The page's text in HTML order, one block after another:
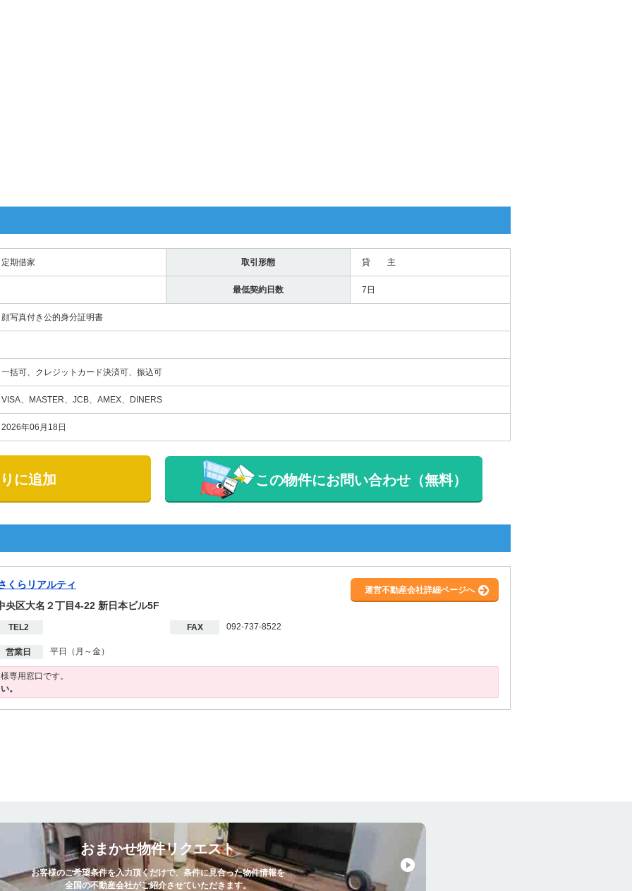
定期借家 取引形態 貸 主
最低契約日数 7日
顔写真付き公的身分証明書
一括可、クレジットカード決済可、振込可
VISA、MASTER、JCB、AMEX、DINERS
2026年06月18日
に追加 この物件にお問い合わせ（無料）
くらリアルティ
区大名２丁目4-22 新日本ビル5F
TEL2 FAX 092-737-8522
営業日 平日（月～金）
運営不動産会社詳細ページへ
専用窓口です。
。
おまかせ物件リクエスト
お客様のご希望条件を入力頂くだけで、条件に見合った物件情報を
全国の不動産会社がご紹介させていただきます。